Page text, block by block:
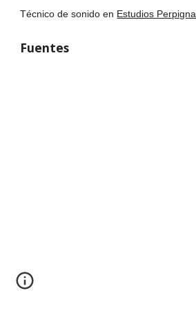
Técnico de sonido en Estudios Perpigna
Fuentes